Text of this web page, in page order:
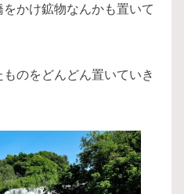
かけ鉱物なんかも置いて
のをどんどん置いていき